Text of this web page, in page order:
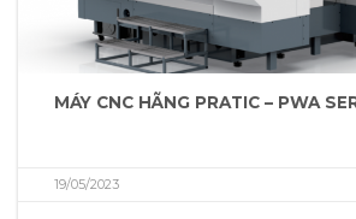
MÁY CNC HÃNG PRATIC – PWA
19/05/2023